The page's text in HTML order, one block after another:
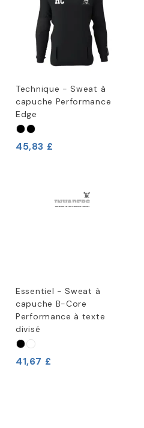
Technique - Sweat à
capuche Performance
Edge
45,83 £
Essentiel - Sweat à
capuche B-Core
Performance à texte
divisé
41,67 £